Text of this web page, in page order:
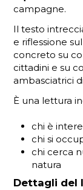
campagne.
Il testo
e riflessione
concreto su
cittadini e su
ambasciatrici
È una lettura
chi è
chi si
chi cerca
natura
Dettagli del